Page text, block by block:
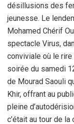
désillusions des
jeunesse. Le
Mohamed Chérif
spectacle Virus,
conviviale où le rire
soirée du samedi
de Mourad Saouli
Khir, offrant au
pleine
c’était au tour de